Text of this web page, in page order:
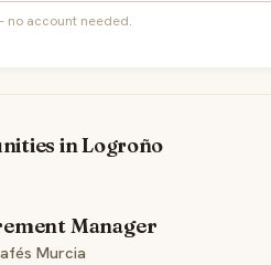
no account needed.
in Logroño
Manager
Murcia